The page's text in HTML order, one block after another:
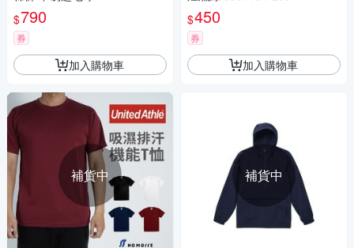
$790
券
加入購物車
補貨中
$450
券
加入購物車
補貨中